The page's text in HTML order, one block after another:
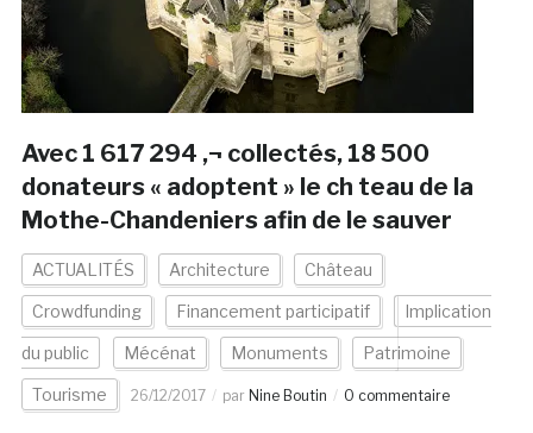
Avec 1 617 294 ‚¬ collectés, 18 500
donateurs « adoptent » le ch teau de la
Mothe-Chandeniers afin de le sauver
ACTUALITÉS Architecture Château
Crowdfunding Financement participatif Implication
du public Mécénat Monuments Patrimoine
Tourisme 26/12/2017 par Nine Boutin 0 commentaire